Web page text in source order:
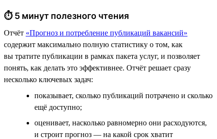
⏱ 5 минут полезного чтения
Отчёт «Прогноз и потребление публикаций вакансий»
содержит максимально полную статистику о том, как
вы тратите публикации в рамках пакета услуг, и позволяет
понять, как делать это эффективнее. Отчёт решает сразу
несколько ключевых задач:
показывает, сколько публикаций потрачено и сколько
ещё доступно;
оценивает, насколько равномерно они расходуются,
и строит прогноз — на какой срок хватит